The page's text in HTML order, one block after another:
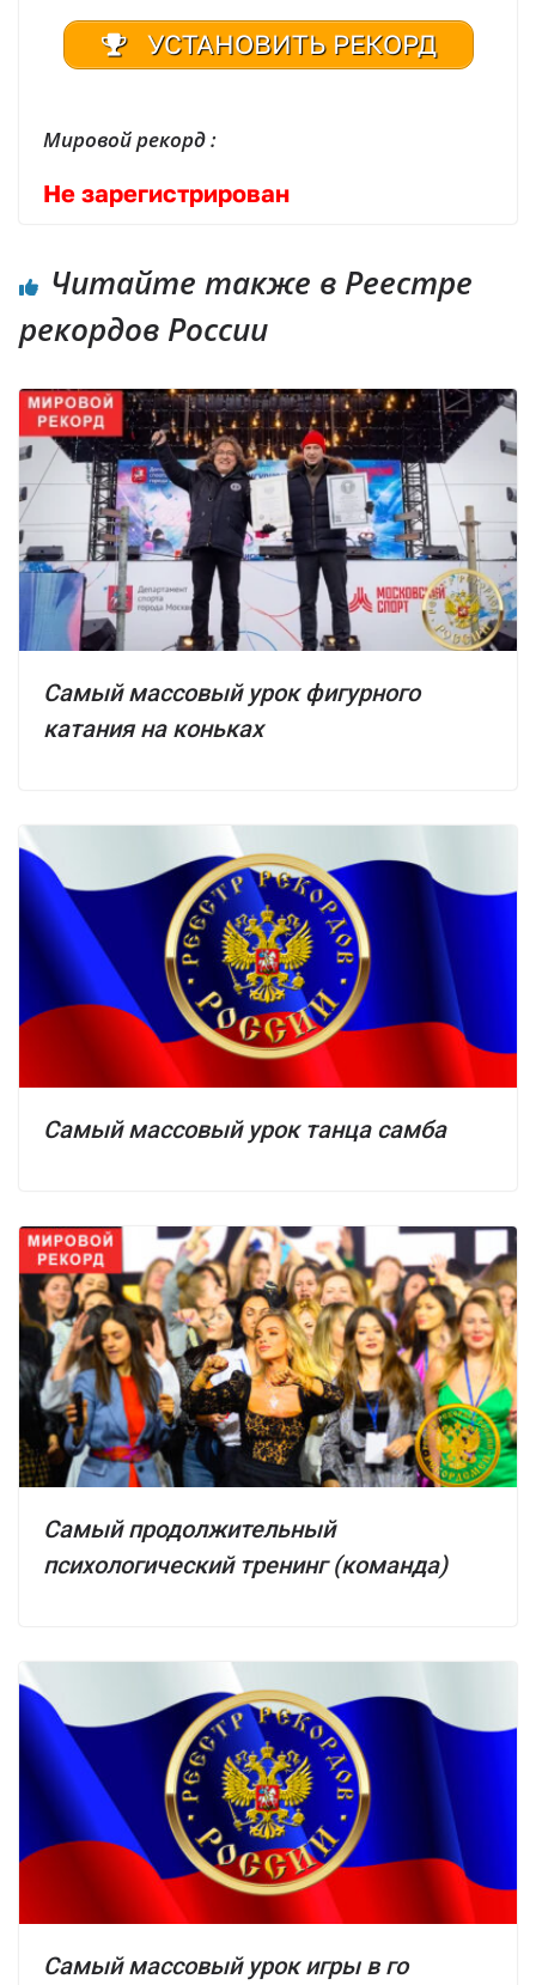
УСТАНОВИТЬ РЕКОРД
Мировой рекорд :
Не зарегистрирован
Читайте также в Реестре
рекордов России
Самый массовый урок фигурного
катания на коньках
Самый массовый урок танца самба
Самый продолжительный
психологический тренинг (команда)
Самый массовый урок игры в го